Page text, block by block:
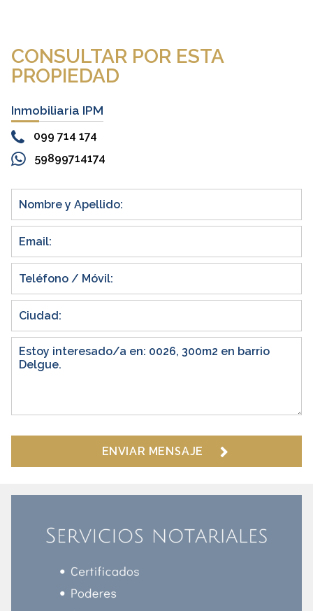
CONSULTAR POR ESTA
PROPIEDAD
Inmobiliaria IPM
099 714 174
59899714174
ENVIAR MENSAJE